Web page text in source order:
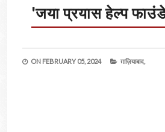
'जया प्रयास हेल्प
ON FEBRUARY 05, 2024 ग़ाज़ियाबाद,